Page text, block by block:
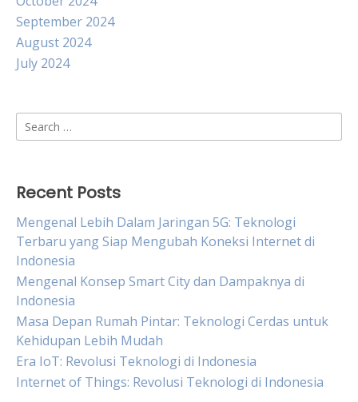
September 2024
August 2024
July 2024
Search
for:
Recent Posts
Mengenal Lebih Dalam Jaringan 5G: Teknologi
Terbaru yang Siap Mengubah Koneksi Internet di
Indonesia
Mengenal Konsep Smart City dan Dampaknya di
Indonesia
Masa Depan Rumah Pintar: Teknologi Cerdas untuk
Kehidupan Lebih Mudah
Era IoT: Revolusi Teknologi di Indonesia
Internet of Things: Revolusi Teknologi di Indonesia